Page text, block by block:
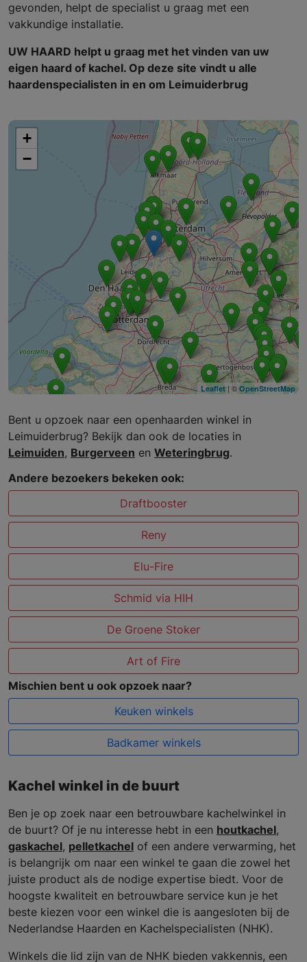
gevonden, helpt de specialist u graag met een
vakkundige installatie.
UW HAARD helpt u graag met het vinden van uw
eigen haard of kachel. Op deze site vindt u alle
haardenspecialisten in en om Leimuiderbrug
+
−
Leaflet| ©OpenStreetMap
Bent u opzoek naar een openhaarden winkel in
Leimuiderbrug? Bekijk dan ook de locaties in
Leimuiden, Burgerveen en Weteringbrug.
Andere bezoekers bekeken ook:
Draftbooster
Reny
Elu-Fire
Schmid via HIH
De Groene Stoker
Art of Fire
Mischien bent u ook opzoek naar?
Keuken winkels
Badkamer winkels
Kachel winkel in de buurt
Ben je op zoek naar een betrouwbare kachelwinkel in
de buurt? Of je nu interesse hebt in een houtkachel,
gaskachel, pelletkachel of een andere verwarming, het
is belangrijk om naar een winkel te gaan die zowel het
juiste product als de nodige expertise biedt. Voor de
hoogste kwaliteit en betrouwbare service kun je het
beste kiezen voor een winkel die is aangesloten bij de
Nederlandse Haarden en Kachelspecialisten (NHK).
Winkels die lid zijn van de NHK bieden vakkennis, een